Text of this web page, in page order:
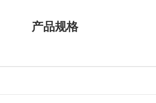
产品规格